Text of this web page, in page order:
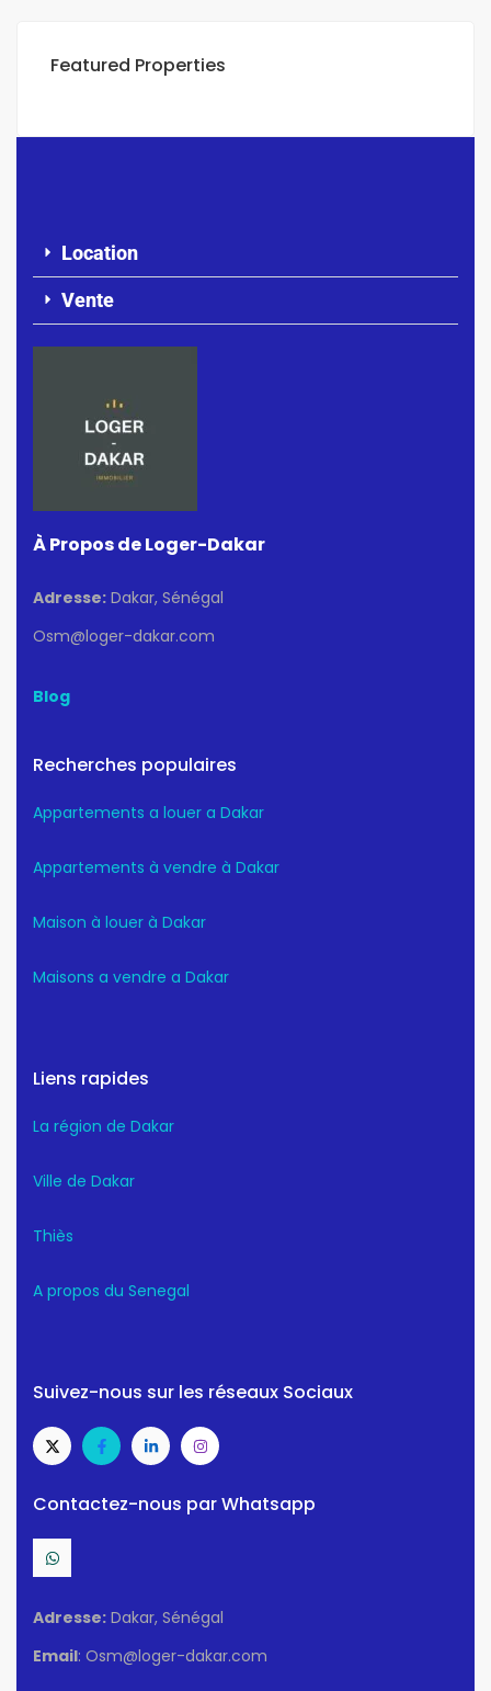
Featured Properties
Location
Vente
À Propos de Loger-Dakar
Adresse: Dakar, Sénégal
Osm@loger-dakar.com
Blog
Recherches populaires
Appartements a louer a Dakar
Appartements à vendre à Dakar
Maison à louer à Dakar
Maisons a vendre a Dakar
Liens rapides
La région de Dakar
Ville de Dakar
Thiès
A propos du Senegal
Suivez-nous sur les réseaux Sociaux
Contactez-nous par Whatsapp
Adresse: Dakar, Sénégal
Email: Osm@loger-dakar.com